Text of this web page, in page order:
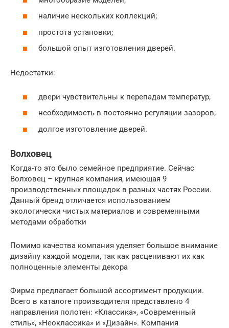
наличие нескольких коллекций;
простота установки;
большой опыт изготовления дверей.
Недостатки:
двери чувствительны к перепадам температур;
необходимость в постоянно регуляции зазоров;
долгое изготовление дверей.
Волховец
Когда-то это было семейное предприятие. Сейчас
Волховец – крупная компания, имеющая 9
производственных площадок в разных частях России.
Данный бренд отличается использованием
экологически чистых материалов и современными
методами обработки
Помимо качества компания уделяет большое внимание
дизайну каждой модели, так как расценивают их как
полноценные элементы декора
Фирма предлагает большой ассортимент продукции.
Всего в каталоге производителя представлено 4
направления полотен: «Классика», «Современный
стиль», «Неоклассика» и «Дизайн». Компания